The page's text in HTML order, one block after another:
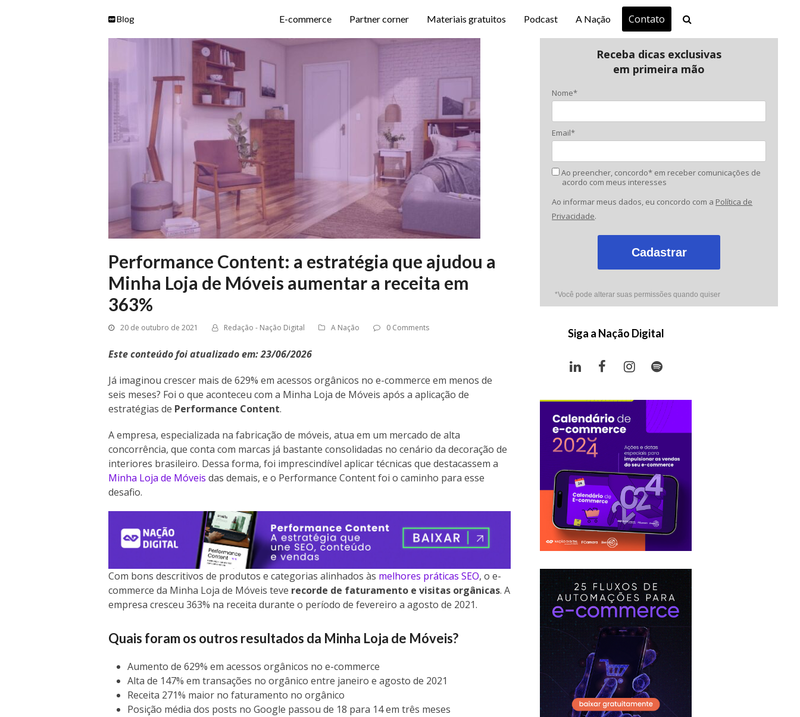
E-commerce Partner corner Materiais gratuitos Podcast A Nação Contato
Performance Content: a estratégia que ajudou a
Minha Loja de Móveis aumentar a receita em
363%
20 de outubro de 2021 Redação - Nação Digital A Nação 0 Comments
Este conteúdo foi atualizado em: 23/06/2026
Já imaginou crescer mais de 629% em acessos orgânicos no e-commerce em menos de
seis meses? Foi o que aconteceu com a Minha Loja de Móveis após a aplicação de
estratégias de Performance Content.
A empresa, especializada na fabricação de móveis, atua em um mercado de alta
concorrência, que conta com marcas já bastante consolidadas no cenário da decoração de
interiores brasileiro. Dessa forma, foi imprescindível aplicar técnicas que destacassem a
Minha Loja de Móveis das demais, e o Performance Content foi o caminho para esse
desafio.
Com bons descritivos de produtos e categorias alinhados às melhores práticas SEO, o e-
commerce da Minha Loja de Móveis teve recorde de faturamento e visitas orgânicas. A
empresa cresceu 363% na receita durante o período de fevereiro a agosto de 2021.
Quais foram os outros resultados da Minha Loja de Móveis?
Aumento de 629% em acessos orgânicos no e-commerce
Alta de 147% em transações no orgânico entre janeiro e agosto de 2021
Receita 271% maior no faturamento no orgânico
Posição média dos posts no Google passou de 18 para 14 em três meses
Receba dicas exclusivas
em primeira mão
Nome*
Email*
Ao preencher, concordo* em receber comunicações de
acordo com meus interesses
Ao informar meus dados, eu concordo com a Política de
Privacidade.
Cadastrar
*Você pode alterar suas permissões quando quiser
Siga a Nação Digital
LinkedInFacebook
Instagram
Spotify